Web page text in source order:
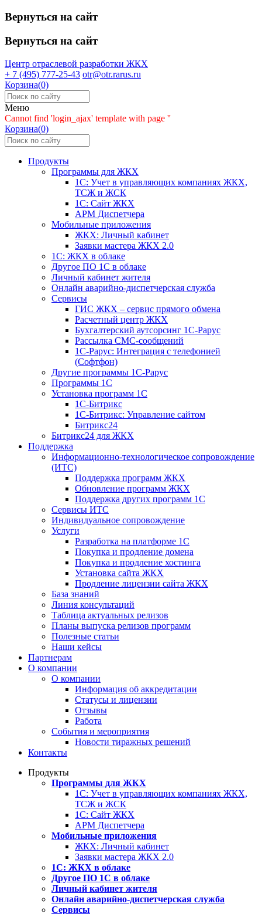
Вернуться на сайт
Вернуться на сайт
Центр отраслевой разработки ЖКХ
+ 7 (495) 777-25-43 otr@otr.rarus.ru
Корзина(0)
Меню
Cannot find 'login_ajax' template with page ''
Корзина(0)
Продукты
Программы для ЖКХ
1С: Учет в управляющих компаниях ЖКХ,
ТСЖ и ЖСК
1С: Сайт ЖКХ
АРМ Диспетчера
Мобильные приложения
ЖКХ: Личный кабинет
Заявки мастера ЖКХ 2.0
1С: ЖКХ в облаке
Другое ПО 1С в облаке
Личный кабинет жителя
Онлайн аварийно-диспетчерская служба
Сервисы
ГИС ЖКХ – сервис прямого обмена
Расчетный центр ЖКХ
Бухгалтерский аутсорсинг 1С-Рарус
Рассылка СМС-сообщений
1С-Рарус: Интеграция с телефонией
(Софтфон)
Другие программы 1С-Рарус
Программы 1С
Установка программ 1С
1С-Битрикс
1С-Битрикс: Управление сайтом
Битрикс24
Битрикс24 для ЖКХ
Поддержка
Информационно-технологическое сопровождение
(ИТС)
Поддержка программ ЖКХ
Обновление программ ЖКХ
Поддержка других программ 1С
Сервисы ИТС
Индивидуальное сопровождение
Услуги
Разработка на платформе 1С
Покупка и продление домена
Покупка и продление хостинга
Установка сайта ЖКХ
Продление лицензии сайта ЖКХ
База знаний
Линия консультаций
Таблица актуальных релизов
Планы выпуска релизов программ
Полезные статьи
Наши кейсы
Партнерам
О компании
О компании
Информация об аккредитации
Статусы и лицензии
Отзывы
Работа
События и мероприятия
Новости тиражных решений
Контакты
Продукты
Программы для ЖКХ
1С: Учет в управляющих компаниях ЖКХ,
ТСЖ и ЖСК
1С: Сайт ЖКХ
АРМ Диспетчера
Мобильные приложения
ЖКХ: Личный кабинет
Заявки мастера ЖКХ 2.0
1С: ЖКХ в облаке
Другое ПО 1С в облаке
Личный кабинет жителя
Онлайн аварийно-диспетчерская служба
Сервисы